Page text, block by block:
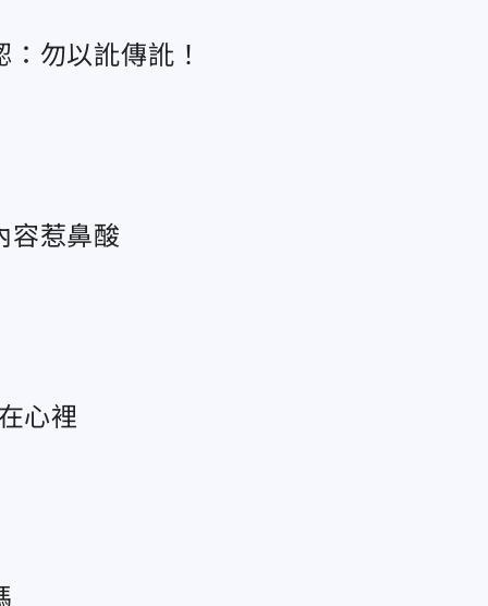
勿以訛傳訛！
容惹鼻酸
心裡